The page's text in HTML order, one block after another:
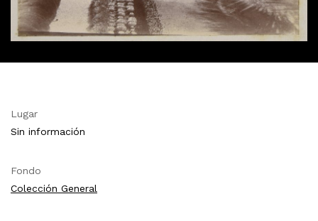
Lugar
Sin información
Fondo
Colección General